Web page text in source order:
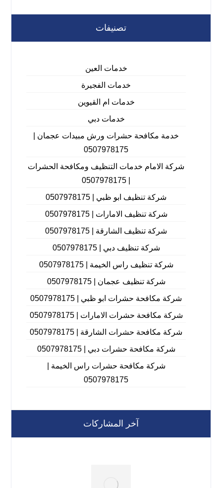
تصنيفات
خدمات العين
خدمات الفجيرة
خدمات ام القيوين
خدمات دبي
خدمة مكافحة حشرات ورش مبيدات عجمان |
0507978175
شركة الامام خدمات التنظيف ومكافحة الحشرات
شركة تنظيف ابو ظبي | 0507978175
شركة تنظيف الامارات | 0507978175
شركة تنظيف الشارقة | 0507978175
شركة تنظيف دبي | 0507978175
شركة تنظيف راس الخيمة | 0507978175
شركة تنظيف عجمان | 0507978175
شركة مكافحة حشرات ابو ظبي | 0507978175
شركة مكافحة حشرات الامارات | 0507978175
شركة مكافحة حشرات الشارقة | 0507978175
شركة مكافحة حشرات دبي | 0507978175
شركة مكافحة حشرات راس الخيمة |
0507978175
آخر المشاركات